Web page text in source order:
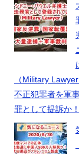
（Military
不正犯罪者を軍
罪として提訴か！